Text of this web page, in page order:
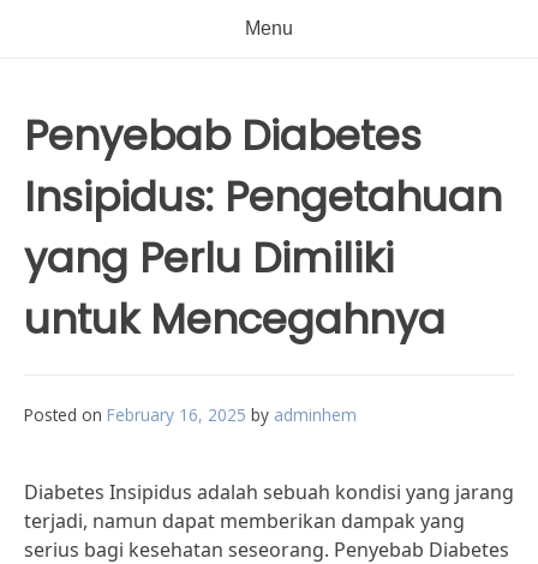
Menu
Penyebab Diabetes
Insipidus: Pengetahuan
yang Perlu Dimiliki
untuk Mencegahnya
Posted on February 16, 2025 by adminhem
Diabetes Insipidus adalah sebuah kondisi yang jarang
terjadi, namun dapat memberikan dampak yang
serius bagi kesehatan seseorang. Penyebab Diabetes